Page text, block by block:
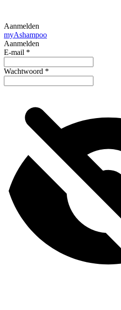
Aanmelden
myAshampoo
Aanmelden
E-mail *
Wachtwoord *